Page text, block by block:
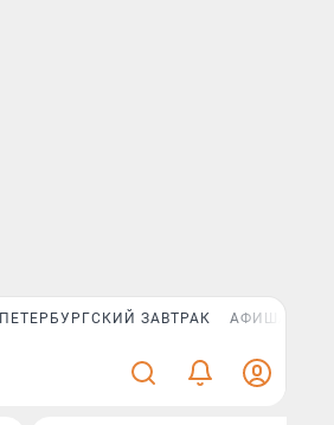
ПЕТЕРБУРГСКИЙ ЗАВТРАК АФИША PLUS